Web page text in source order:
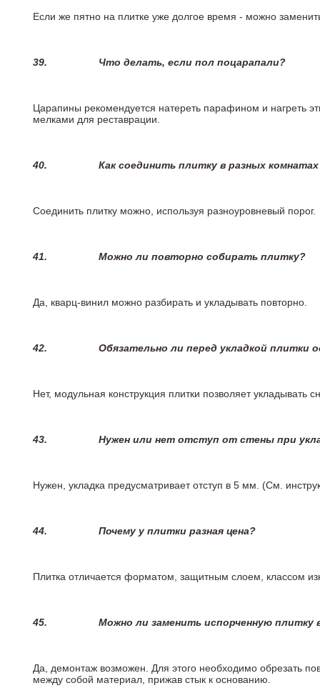
Если же пятно на плитке уже долгое время - можно
39. Что делать, если пол поцарапали?
Царапины рекомендуется натереть парафином и нагреть
мелками для реставрации.
40. Как соединить плитку в разных
Соединить плитку можно, используя разноуровневый порог.
41. Можно ли повторно собирать плитку?
Да, кварц-винил можно разбирать и укладывать повторно.
42. Обязательно ли перед укладкой плитки
Нет, модульная конструкция плитки позволяет
43. Нужен или нет отступ от стены при
Нужен, укладка предусматривает отступ в 5 мм. (См.
44. Почему у плитки разная цена?
Плитка отличается форматом, защитным слоем, классом
45. Можно ли заменить испорченную плитку
Да, демонтаж возможен. Для этого необходимо обрезать
между собой материал, прижав стык к основанию.